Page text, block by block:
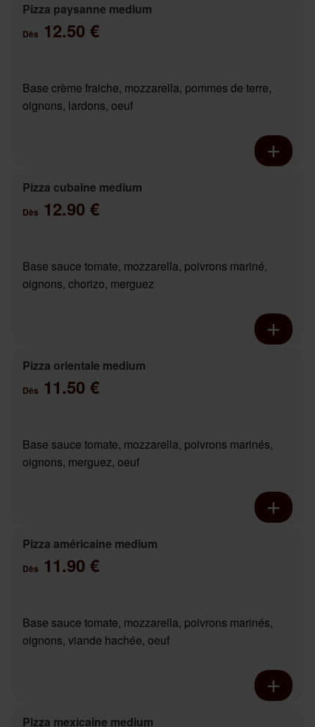
Pizza paysanne medium
Dès 12.50 €
Base crème fraiche, mozzarella, pommes de terre,
oignons, lardons, oeuf
Pizza cubaine medium
Dès 12.90 €
Base sauce tomate, mozzarella, poivrons mariné,
oignons, chorizo, merguez
Pizza orientale medium
Dès 11.50 €
Base sauce tomate, mozzarella, poivrons marinés,
oignons, merguez, oeuf
Pizza américaine medium
Dès 11.90 €
Base sauce tomate, mozzarella, poivrons marinés,
oignons, viande hachée, oeuf
Pizza mexicaine medium